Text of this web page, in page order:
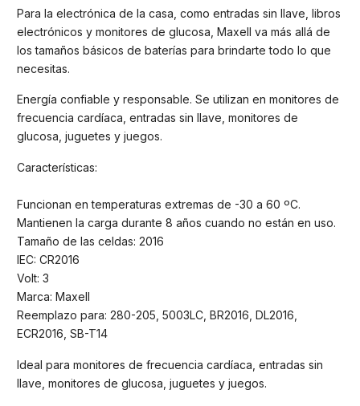
Para la electrónica de la casa, como entradas sin llave, libros
electrónicos y monitores de glucosa, Maxell va más allá de
los tamaños básicos de baterías para brindarte todo lo que
necesitas.
Energía confiable y responsable. Se utilizan en monitores de
frecuencia cardíaca, entradas sin llave, monitores de
glucosa, juguetes y juegos.
Características:
Funcionan en temperaturas extremas de -30 a 60 ºC.
Mantienen la carga durante 8 años cuando no están en uso.
Tamaño de las celdas: 2016
IEC: CR2016
Volt: 3
Marca: Maxell
Reemplazo para: 280-205, 5003LC, BR2016, DL2016,
ECR2016, SB-T14
Ideal para monitores de frecuencia cardíaca, entradas sin
llave, monitores de glucosa, juguetes y juegos.